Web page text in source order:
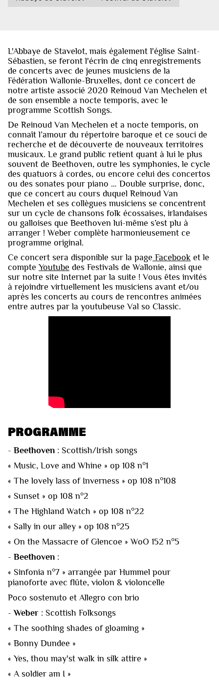
L'Abbaye de Stavelot, mais également l'église Saint-
Sébastien, se feront l'écrin de cinq enregistrements
de concerts avec de jeunes musiciens de la
Fédération Wallonie-Bruxelles, dont ce concert de
notre artiste associé 2020 Reinoud Van Mechelen et
de son ensemble a nocte temporis, avec le
programme Scottish Songs.
De Reinoud Van Mechelen et a nocte temporis, on
connaît l’amour du répertoire baroque et ce souci de
recherche et de découverte de nouveaux territoires
musicaux. Le grand public retient quant à lui le plus
souvent de Beethoven, outre les symphonies, le cycle
des quatuors à cordes, ou encore celui des concertos
ou des sonates pour piano … Double surprise, donc,
que ce concert au cours duquel Reinoud Van
Mechelen et ses collègues musiciens se concentrent
sur un cycle de chansons folk écossaises, irlandaises
ou galloises que Beethoven lui-même s’est plu à
arranger ! Weber complète harmonieusement ce
programme original.
Ce concert sera disponible sur la page Facebook et le
compteYoutube des Festivals de Wallonie, ainsi que
sur notre site Internet par la suite ! Vous êtes invités
à rejoindre virtuellement les musiciens avant et/ou
après les concerts au cours de rencontres animées
entre autres par la youtubeuse Val so Classic.
PROGRAMME
- Beethoven : Scottish/Irish songs
« Music, Love and Whine » op 108 n°1
« The lovely lass of Inverness » op 108 n°108
« Sunset » op 108 n°2
« The Highland Watch » op 108 n°22
« Sally in our alley » op 108 n°25
« On the Massacre of Glencoe » WoO 152 n°5
- Beethoven :
« Sinfonia n°7 » arrangée par Hummel pour
pianoforte avec flûte, violon & violoncelle
Poco sostenuto et Allegro con brio
-Weber : Scottish Folksongs
« The soothing shades of gloaming »
« Bonny Dundee »
« Yes, thou may'st walk in silk attire »
« A soldier am I »